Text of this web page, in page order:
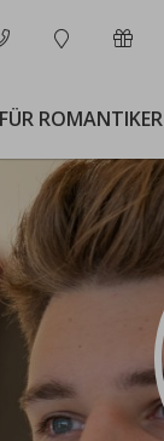
ROMANTIKER